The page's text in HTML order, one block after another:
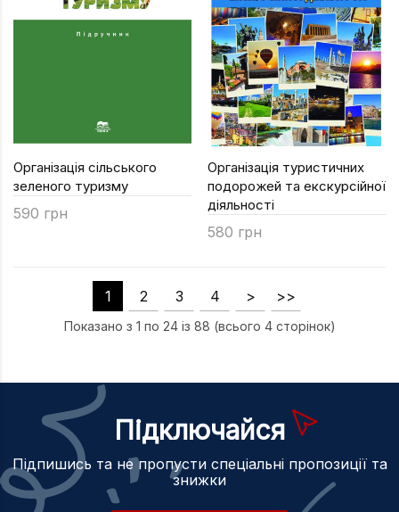
Організація сільського
зеленого туризму
590 грн
Організація туристичних
подорожей та екскурсійної
діяльності
580 грн
1 2 3 4 > >>
Показано з 1 по 24 із 88 (всього 4 сторінок)
Підключайся
Підпишись та не пропусти спеціальні пропозиції та
знижки